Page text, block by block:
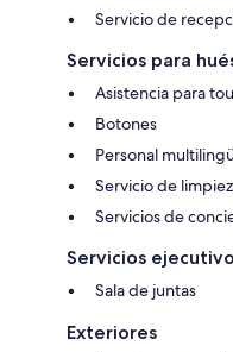
Servicio de
Servicios para
Asistencia para
Botones
Personal
Servicio de
Servicios de
Servicios
Sala de juntas
Exteriores